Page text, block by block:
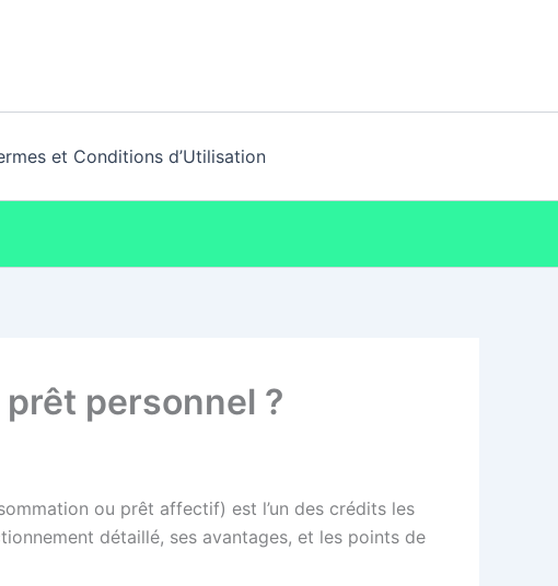
et Conditions d’Utilisation
personnel ?
ou prêt affectif) est l’un des crédits les
détaillé, ses avantages, et les points de